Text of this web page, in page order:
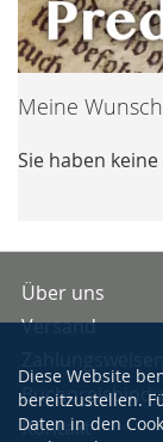
Meine
Sie haben
Über uns
Versand
Kontakt
Diese Website
bereitzustellen.
Daten in den